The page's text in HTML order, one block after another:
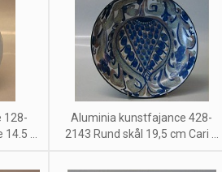
128-
...
Aluminia kunstfajance 428-
2143 Rund skål 19,5 cm Cari ...